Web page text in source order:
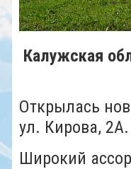
Калужская
Открылась
ул. Кирова, 2А.
Широкий